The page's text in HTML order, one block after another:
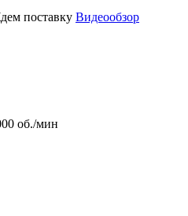
поставку Видеообзор
об./мин